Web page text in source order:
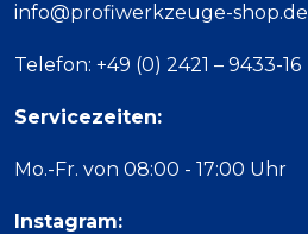
info@profiwerkzeuge-shop.de
Telefon: +49 (0) 2421 – 9433-16
Servicezeiten:
Mo.-Fr. von 08:00 - 17:00 Uhr
Instagram: